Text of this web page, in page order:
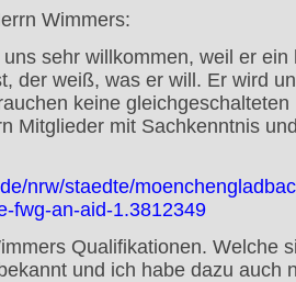
Wimmers:
sehr willkommen, weil er ein
der weiß, was er will. Er wird
keine gleichgeschalteten
Mitglieder mit Sachkenntnis
nrw/staedte/
fwg-an-aid-1.3812349
Qualifikationen. Welche
und ich habe dazu auch